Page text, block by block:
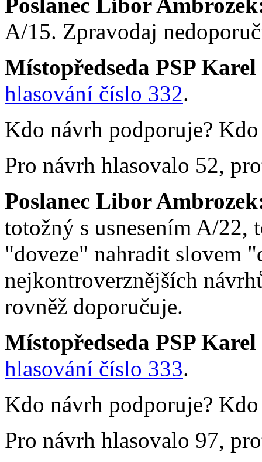
A/15. Zpravodaj
Místopředseda PSP
hlasování číslo 332.
Kdo návrh podporuje?
Pro návrh hlasovalo 52,
Poslanec Libor
totožný s usnesením A/22,
"doveze" nahradit slovem
nejkontroverznějších
rovněž doporučuje.
Místopředseda PSP
hlasování číslo 333.
Kdo návrh podporuje?
Pro návrh hlasovalo 97,